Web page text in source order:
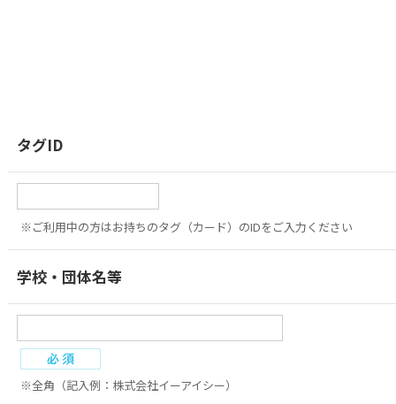
タグID
※ご利用中の方はお持ちのタグ（カード）のIDをご入力ください
学校・団体名等
※全角（記入例：株式会社イーアイシー）